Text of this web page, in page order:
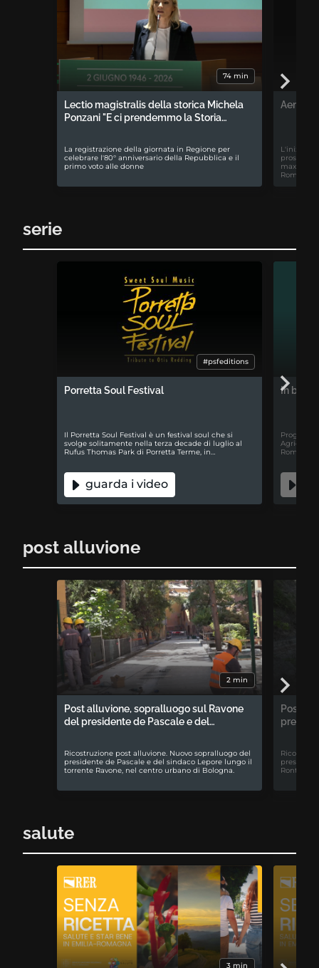
74 min
Lectio magistralis della storica Michela
Ponzani "E ci prendemmo la Storia…
La registrazione della giornata in Regione per
celebrare l'80° anniversario della Repubblica e il
primo voto alle donne
Aemilia
Romagna
serie
#psfeditions
Porretta Soul Festival
Il Porretta Soul Festival è un festival soul che si
svolge solitamente nella terza decade di luglio al
Rufus Thomas Park di Porretta Terme, in…
guarda i video
In
Progetto
post alluvione
2 min
Post alluvione, sopralluogo sul Ravone
del presidente de Pascale e del…
Ricostruzione post alluvione. Nuovo sopralluogo del
presidente de Pascale e del sindaco Lepore lungo il
torrente Ravone, nel centro urbano di Bologna.
Post
Rontini a
salute
3 min